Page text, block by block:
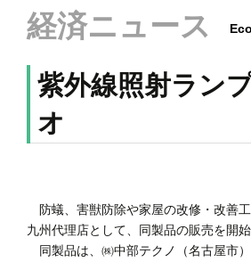
経済ニュース
紫外線照射ラン
オ
防蟻、害獣防除や家屋の改修・改善
九州代理店として、同製品の販売を開始
同製品は、㈱中部テクノ（名古屋市